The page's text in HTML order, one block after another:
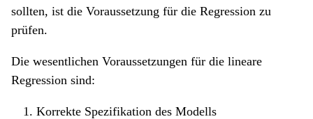
sollten, ist die Voraussetzung für die Regression zu
prüfen.
Die wesentlichen Voraussetzungen für die lineare
Regression sind:
Korrekte Spezifikation des Modells